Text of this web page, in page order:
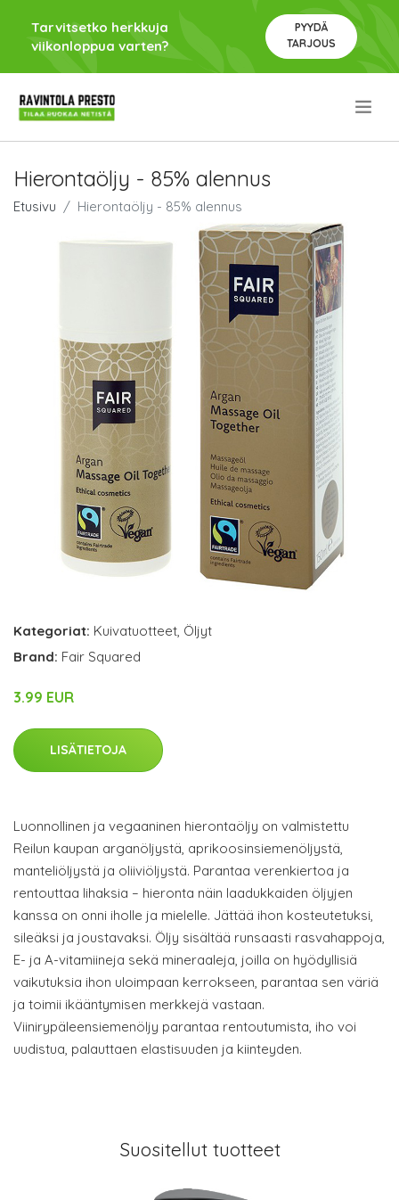
Tarvitsetko herkkuja
viikonloppua varten?
PYYDÄ
TARJOUS
Hierontaöljy - 85% alennus
Etusivu Hierontaöljy - 85% alennus
Kategoriat: Kuivatuotteet, Öljyt
Brand: Fair Squared
3.99 EUR
LISÄTIETOJA
Luonnollinen ja vegaaninen hierontaöljy on valmistettu
Reilun kaupan arganöljystä, aprikoosinsiemenöljystä,
manteliöljystä ja oliiviöljystä. Parantaa verenkiertoa ja
rentouttaa lihaksia – hieronta näin laadukkaiden öljyjen
kanssa on onni iholle ja mielelle. Jättää ihon kosteutetuksi,
sileäksi ja joustavaksi. Öljy sisältää runsaasti rasvahappoja,
E- ja A-vitamiineja sekä mineraaleja, joilla on hyödyllisiä
vaikutuksia ihon uloimpaan kerrokseen, parantaa sen väriä
ja toimii ikääntymisen merkkejä vastaan.
Viinirypäleensiemenöljy parantaa rentoutumista, iho voi
uudistua, palauttaen elastisuuden ja kiinteyden.
Suositellut tuotteet